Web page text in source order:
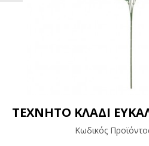
ΤΕΧΝΗΤΟ ΚΛΑΔΙ
Κωδικός